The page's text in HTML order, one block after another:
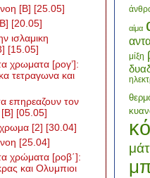
[Β] [25.05]
[20.05]
ισλαμικη
[15.05]
χρωματα [ρογ’]:
τετραγωνα και
επηρεαζουν τον
[Β] [05.05]
[2] [30.04]
[25.04]
χρώματα [ροβ΄]:
και Ολυμπιοι
αίμα
μίξη